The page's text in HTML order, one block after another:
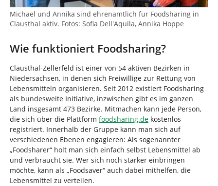
Michael und Annika sind ehrenamtlich für Foodsharing in
Clausthal aktiv. Fotos: Sofia Dell'Aquila, Annika Hoppe
Wie funktioniert Foodsharing?
Clausthal-Zellerfeld ist einer von 54 aktiven Bezirken in
Niedersachsen, in denen sich Freiwillige zur Rettung von
Lebensmitteln organisieren. Seit 2012 existiert Foodsharing
als bundesweite Initiative, inzwischen gibt es im ganzen
Land insgesamt 473 Bezirke. Mitmachen kann jede Person,
die sich über die Plattform foodsharing.de kostenlos
registriert. Innerhalb der Gruppe kann man sich auf
verschiedenen Ebenen engagieren: Als sogenannter
„Foodsharer“ holt man sich einfach selbst Lebensmittel ab
und verbraucht sie. Wer sich noch stärker einbringen
möchte, kann als „Foodsaver“ auch dabei mithelfen, die
Lebensmittel zu verteilen.